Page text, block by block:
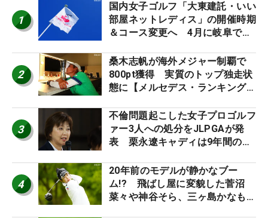
1
国内女子ゴルフ「大東建託・いい
部屋ネットレディス」の開催時期
＆コース変更へ 4月に岐阜で開
2
桑木志帆が海外メジャー制覇で
800pt獲得 実質のトップ独走状
態に【メルセデス・ランキング番
3
不倫問題起こした女子プロゴルフ
ァー3人への処分をJLPGAが発
表 栗永遼キャディは9年間の立
4
20年前のモデルが静かなブー
ム!? 飛ばし屋に変貌した菅沼
菜々や神谷そら、三ヶ島かなも使